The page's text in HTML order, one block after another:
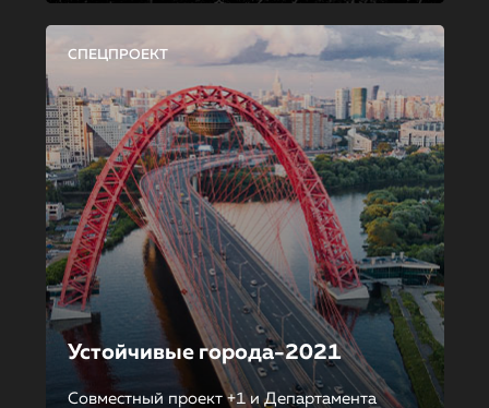
СПЕЦПРОЕКТ
Устойчивые города-2021
Совместный проект +1 и Департамента